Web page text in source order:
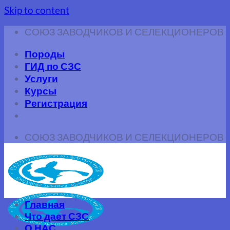
Skip to content
СОЮЗ ЗАВОДЧИКОВ И СЕЛЕКЦИОНЕРОВ
Породы
ГИД по СЗС
Услуги
Курсы
Регистрация
СОЮЗ ЗАВОДЧИКОВ И СЕЛЕКЦИОНЕРОВ
Главная
Что дает СЗС